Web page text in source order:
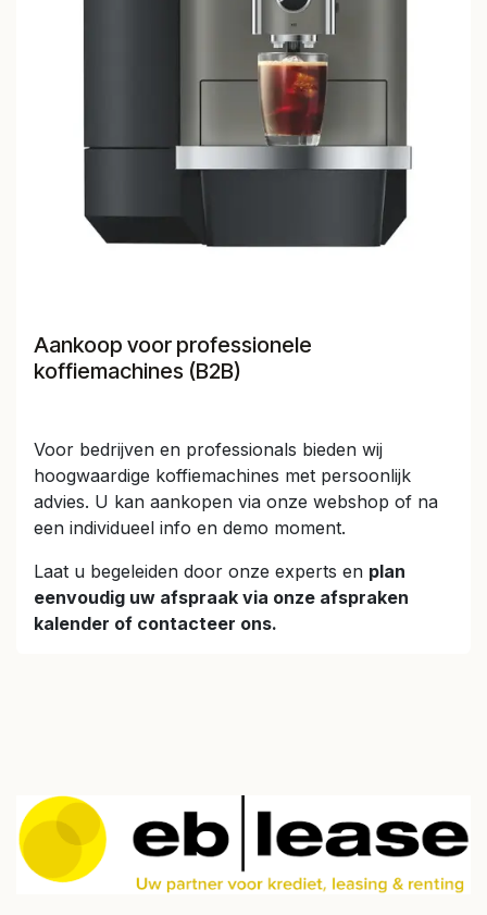
Aankoop voor professionele
koffiemachines (B2B)
Voor bedrijven en professionals bieden wij
hoogwaardige koffiemachines met persoonlijk
advies. U kan aankopen via onze webshop of na
een individueel info en demo moment.
Laat u begeleiden door onze experts en plan
eenvoudig uw afspraak via onze afspraken
kalender of contacteer ons.